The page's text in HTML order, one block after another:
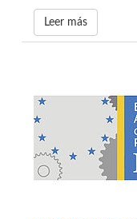
Leer más